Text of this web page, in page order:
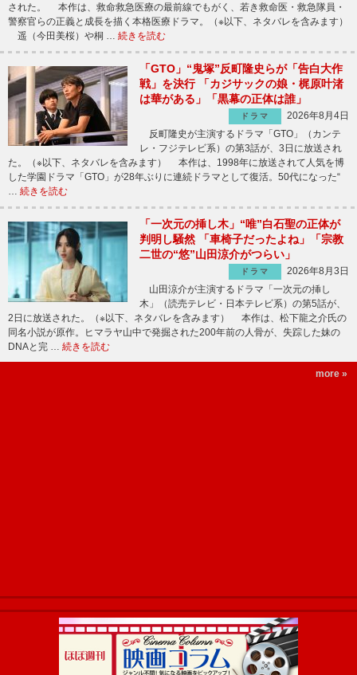
された。 本作は、救命救急医療の最前線でもがく、若き救命医・救急隊員・
警察官らの正義と成長を描く本格医療ドラマ。（※以下、ネタバレを含みます）
遥（今田美桜）や桐 … 続きを読む
「GTO」“鬼塚”反町隆史らが「告白大作
戦」を決行 「カジサックの娘・梶原叶渚
は華がある」「黒幕の正体は誰」
ドラマ
2026年8月4日
反町隆史が主演するドラマ「GTO」（カンテ
レ・フジテレビ系）の第3話が、3日に放送され
た。（※以下、ネタバレを含みます） 本作は、1998年に放送されて人気を博
した学園ドラマ「GTO」が28年ぶりに連続ドラマとして復活。50代になった“
続きを読む
「一次元の挿し木」“唯”白石聖の正体が
判明し騒然 「車椅子だったよね」「宗教
二世の“悠”山田涼介がつらい」
ドラマ
2026年8月3日
山田涼介が主演するドラマ「一次元の挿し
木」（読売テレビ・日本テレビ系）の第5話が、
2日に放送された。（※以下、ネタバレを含みます） 本作は、松下龍之介氏の
同名小説が原作。ヒマラヤ山中で発掘された200年前の人骨が、失踪した妹の
DNAと完 … 続きを読む
more »